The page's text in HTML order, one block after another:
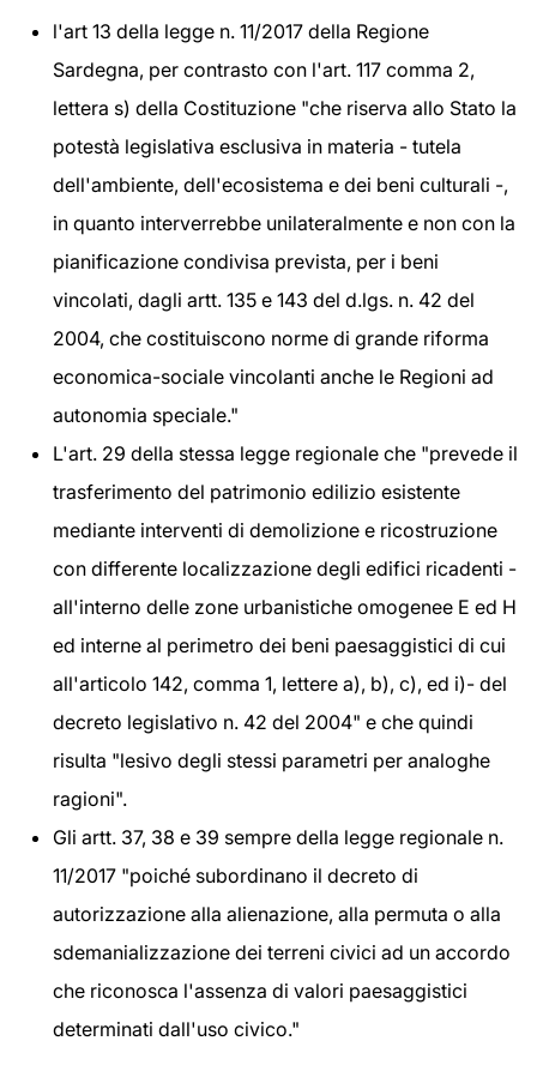
l'art 13 della legge n. 11/2017 della Regione
Sardegna, per contrasto con l'art. 117 comma 2,
lettera s) della Costituzione "che riserva allo Stato la
potestà legislativa esclusiva in materia - tutela
dell'ambiente, dell'ecosistema e dei beni culturali -,
in quanto interverrebbe unilateralmente e non con la
pianificazione condivisa prevista, per i beni
vincolati, dagli artt. 135 e 143 del d.lgs. n. 42 del
2004, che costituiscono norme di grande riforma
economica-sociale vincolanti anche le Regioni ad
autonomia speciale."
L'art. 29 della stessa legge regionale che "prevede il
trasferimento del patrimonio edilizio esistente
mediante interventi di demolizione e ricostruzione
con differente localizzazione degli edifici ricadenti -
all'interno delle zone urbanistiche omogenee E ed H
ed interne al perimetro dei beni paesaggistici di cui
all'articolo 142, comma 1, lettere a), b), c), ed i)- del
decreto legislativo n. 42 del 2004" e che quindi
risulta "lesivo degli stessi parametri per analoghe
ragioni".
Gli artt. 37, 38 e 39 sempre della legge regionale n.
11/2017 "poiché subordinano il decreto di
autorizzazione alla alienazione, alla permuta o alla
sdemanializzazione dei terreni civici ad un accordo
che riconosca l'assenza di valori paesaggistici
determinati dall'uso civico."